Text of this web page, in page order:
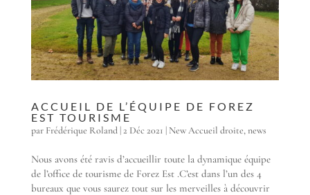
ACCUEIL DE L’ÉQUIPE DE FOREZ
EST TOURISME
par Frédérique Roland|2 Déc 2021 | New Accueil droite,news
Nous avons été ravis d’accueillir toute la dynamique équipe
de l’office de tourisme de Forez Est .C’est dans l’un des 4
bureaux que vous saurez tout sur les merveilles à découvrir